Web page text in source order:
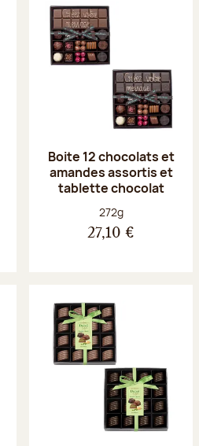
Boite 12 chocolats et
amandes assortis et
tablette chocolat
Poids net :
272g
27,10 €